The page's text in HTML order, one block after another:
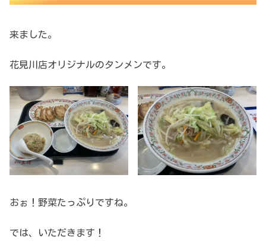
来ました。
花見川店オリジナルのタンメンです。
おぉ！野菜たっぷりですね。
では、いただきます！